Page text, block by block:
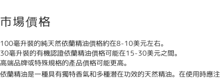
市場價格
100毫升裝的純天然依蘭精油價格約在8-10美元左右。
30毫升裝的有機認證依蘭精油價格可能在15-30美元之間。
高端品牌或特殊規格的產品價格可能更高。
依蘭精油是一種具有獨特香氣和多種潛在功效的天然精油。在使用時應注